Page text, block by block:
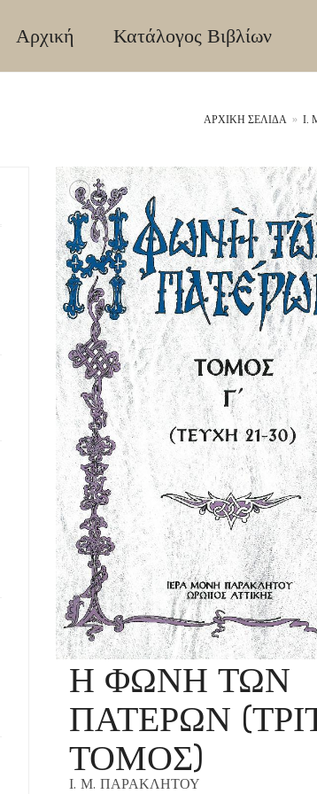
Αρχική Κατάλογος Βιβλίων
ΑΡΧΙΚΉ ΣΕΛΊΔΑ » Ι.
+
Η ΦΩΝΗ ΤΩΝ
ΠΑΤΕΡΩΝ
ΤΟΜΟΣ)
Ι. Μ. ΠΑΡΑΚΛΗΤΟΥ